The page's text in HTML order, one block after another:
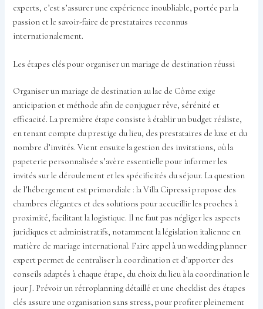
experts, c’est s’assurer une expérience inoubliable, portée par la
passion et le savoir-faire de prestataires reconnus
internationalement.
Les étapes clés pour organiser un mariage de destination réussi
Organiser un mariage de destination au lac de Côme exige
anticipation et méthode afin de conjuguer rêve, sérénité et
efficacité. La première étape consiste à établir un budget réaliste,
en tenant compte du prestige du lieu, des prestataires de luxe et du
nombre d’invités. Vient ensuite la gestion des invitations, où la
papeterie personnalisée s’avère essentielle pour informer les
invités sur le déroulement et les spécificités du séjour. La question
de l’hébergement est primordiale : la Villa Cipressi propose des
chambres élégantes et des solutions pour accueillir les proches à
proximité, facilitant la logistique. Il ne faut pas négliger les aspects
juridiques et administratifs, notamment la législation italienne en
matière de mariage international. Faire appel à un wedding planner
expert permet de centraliser la coordination et d’apporter des
conseils adaptés à chaque étape, du choix du lieu à la coordination le
jour J. Prévoir un rétroplanning détaillé et une checklist des étapes
clés assure une organisation sans stress, pour profiter pleinement